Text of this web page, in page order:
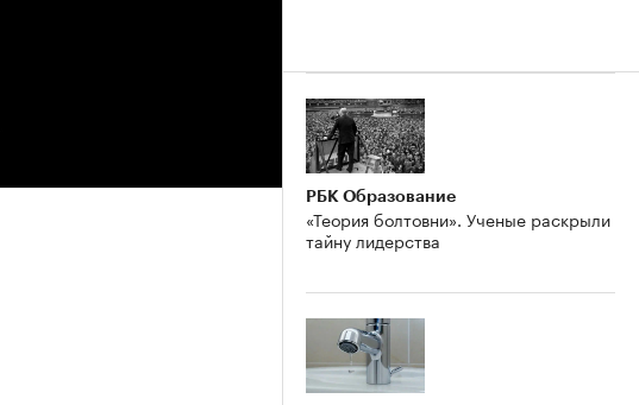
РБК Образование
«Теория болтовни». Ученые раскрыли
тайну лидерства